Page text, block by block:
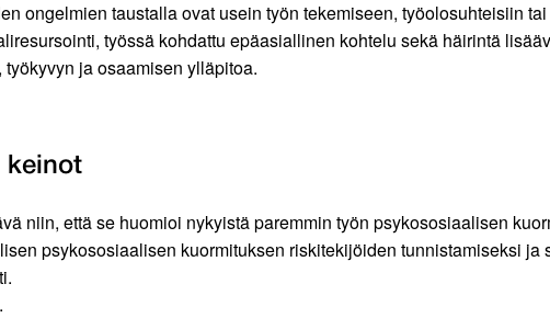
ongelmien taustalla ovat usein työn tekemiseen, työolosuhteisiin
työssä kohdattu epäasiallinen kohtelu sekä häirintä
ja osaamisen ylläpitoa.
keinot
niin, että se huomioi nykyistä paremmin työn psykososiaalisen
psykososiaalisen kuormituksen riskitekijöiden tunnistamiseksi